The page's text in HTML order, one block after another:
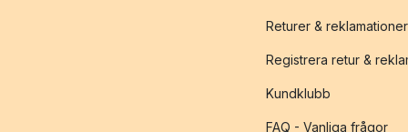
Returer & reklamationer
Registrera retur &
Kundklubb
FAQ - Vanliga frågor